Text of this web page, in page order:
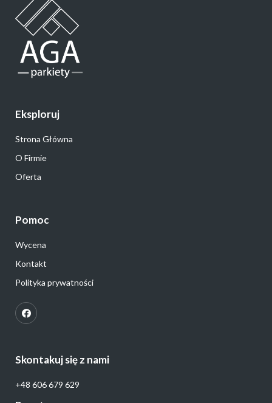
Eksploruj
Strona Główna
O Firmie
Oferta
Pomoc
Wycena
Kontakt
Polityka prywatności
Skontakuj się z nami
+48 606 679 629